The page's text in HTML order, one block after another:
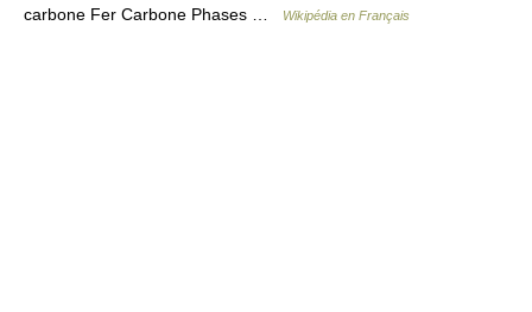
carbone Fer Carbone Phases …
Wikipédia en Français